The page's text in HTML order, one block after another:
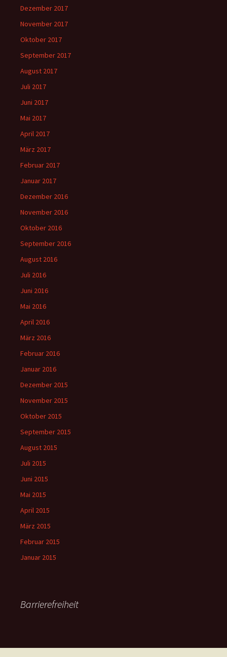
Dezember 2017
November 2017
Oktober 2017
September 2017
August 2017
Juli 2017
Juni 2017
Mai 2017
April 2017
März 2017
Februar 2017
Januar 2017
Dezember 2016
November 2016
Oktober 2016
September 2016
August 2016
Juli 2016
Juni 2016
Mai 2016
April 2016
März 2016
Februar 2016
Januar 2016
Dezember 2015
November 2015
Oktober 2015
September 2015
August 2015
Juli 2015
Juni 2015
Mai 2015
April 2015
März 2015
Februar 2015
Januar 2015
Barrierefreiheit